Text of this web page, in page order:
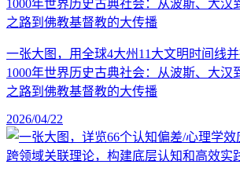
一张大图，用全球4大州11大文明时间线
1000年世界历史古典社会：从波斯、大汉
之路到佛教基督教的大传播
2026/04/22